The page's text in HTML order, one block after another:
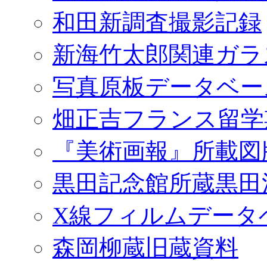
和田新調査撮影記録
新海竹太郎関連ガ
写真原板データベ
畑正吉フランス留
『美術画報』所載
黒田記念館所蔵黒
X線フィルムデータ
森岡柳蔵旧蔵資料